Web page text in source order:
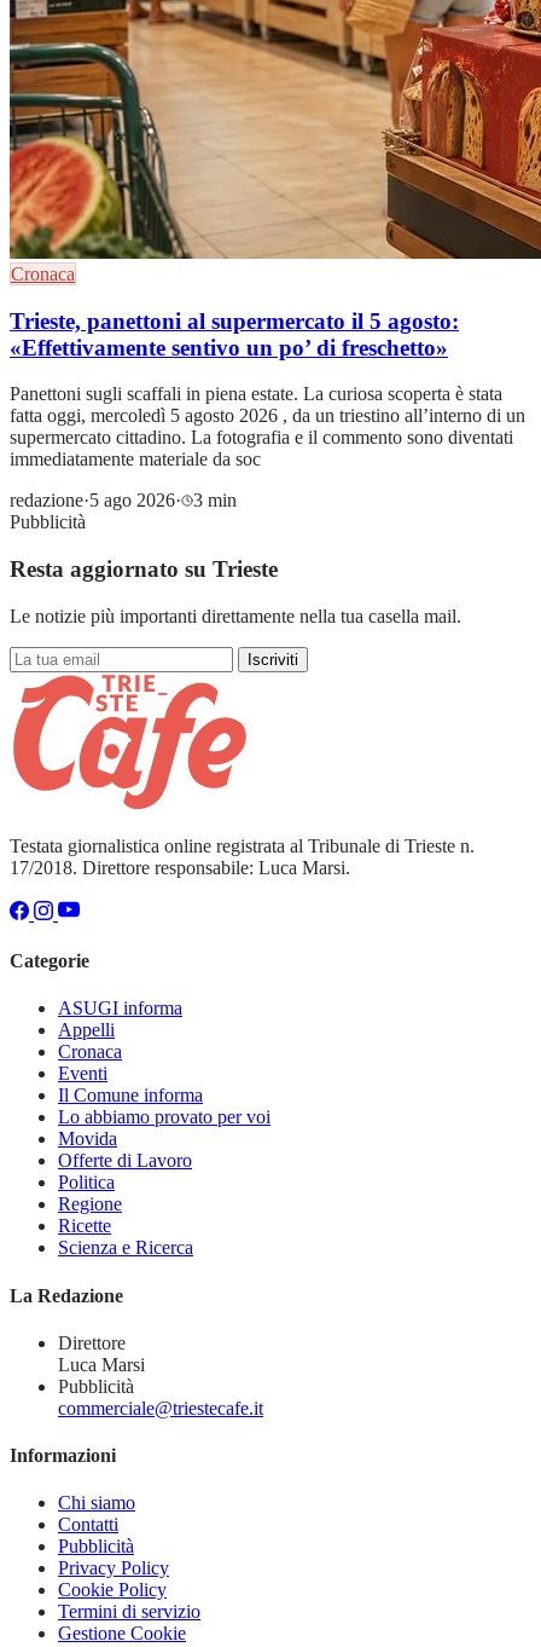
Cronaca
Trieste, panettoni al supermercato il 5 agosto:
«Effettivamente sentivo un po’ di freschetto»
Panettoni sugli scaffali in piena estate. La curiosa scoperta è stata
fatta oggi, mercoledì 5 agosto 2026 , da un triestino all’interno di un
supermercato cittadino. La fotografia e il commento sono diventati
immediatamente materiale da soc
redazione·5 ago 2026·
3 min
Pubblicità
Resta aggiornato su Trieste
Le notizie più importanti direttamente nella tua casella mail.
Iscriviti
Testata giornalistica online registrata al Tribunale di Trieste n.
17/2018. Direttore responsabile: Luca Marsi.
Categorie
ASUGI informa
Appelli
Cronaca
Eventi
Il Comune informa
Lo abbiamo provato per voi
Movida
Offerte di Lavoro
Politica
Regione
Ricette
Scienza e Ricerca
La Redazione
Direttore
Luca Marsi
Pubblicità
commerciale@triestecafe.it
Informazioni
Chi siamo
Contatti
Pubblicità
Privacy Policy
Cookie Policy
Termini di servizio
Gestione Cookie